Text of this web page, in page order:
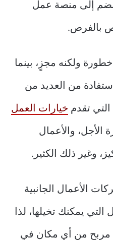
إلى منصة عمل
بالفرص.
ولكنه مجزٍ، بينما
من العديد من
التي تقدم خيارات العمل
الأجل، والأعمال
وغير ذلك الكثير.
الأعمال الجانبية
يمكنك تخيلها، لذا
من أي مكان في